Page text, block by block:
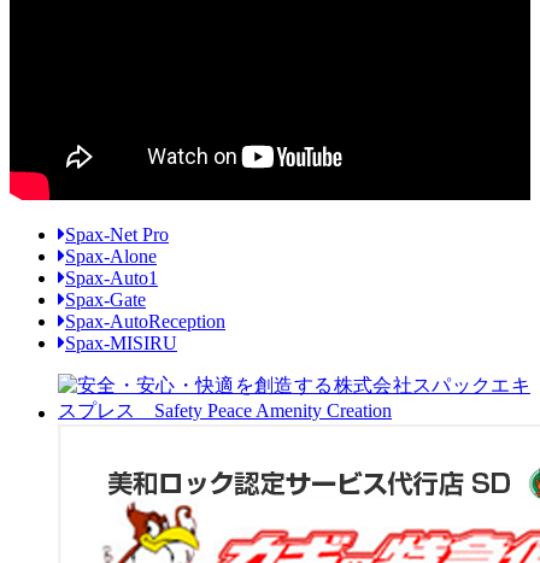
Spax-Net Pro
Spax-Alone
Spax-Auto1
Spax-Gate
Spax-AutoReception
Spax-MISIRU